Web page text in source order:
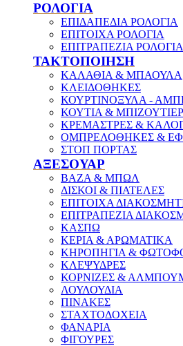
ΡΟΛΟΓΙΑ
ΕΠΙΔΑΠΕΔΙΑ ΡΟΛΟΓΙΑ
ΕΠΙΤΟΙΧΑ ΡΟΛΟΓΙΑ
ΕΠΙΤΡΑΠΕΖΙΑ ΡΟΛΟΓΙΑ
ΤΑΚΤΟΠΟΙΗΣΗ
ΚΑΛΑΘΙΑ & ΜΠΑΟΥΛΑ
ΚΛΕΙΔΟΘΗΚΕΣ
ΚΟΥΡΤΙΝΟΞΥΛΑ -
ΚΟΥΤΙΑ &
ΚΡΕΜΑΣΤΡΕΣ &
ΟΜΠΡΕΛΟΘΗΚΕΣ &
ΣΤΟΠ ΠΟΡΤΑΣ
ΑΞΕΣΟΥΑΡ
ΒΑΖΑ & ΜΠΩΛ
ΔΙΣΚΟΙ & ΠΙΑΤΕΛΕΣ
ΕΠΙΤΟΙΧΑ
ΕΠΙΤΡΑΠΕΖΙΑ
ΚΑΣΠΩ
ΚΕΡΙΑ & ΑΡΩΜΑΤΙΚΑ
ΚΗΡΟΠΗΓΙΑ &
ΚΛΕΨΥΔΡΕΣ
ΚΟΡΝΙΖΕΣ &
ΛΟΥΛΟΥΔΙΑ
ΠΙΝΑΚΕΣ
ΣΤΑΧΤΟΔΟΧΕΙΑ
ΦΑΝΑΡΙΑ
ΦΙΓΟΥΡΕΣ